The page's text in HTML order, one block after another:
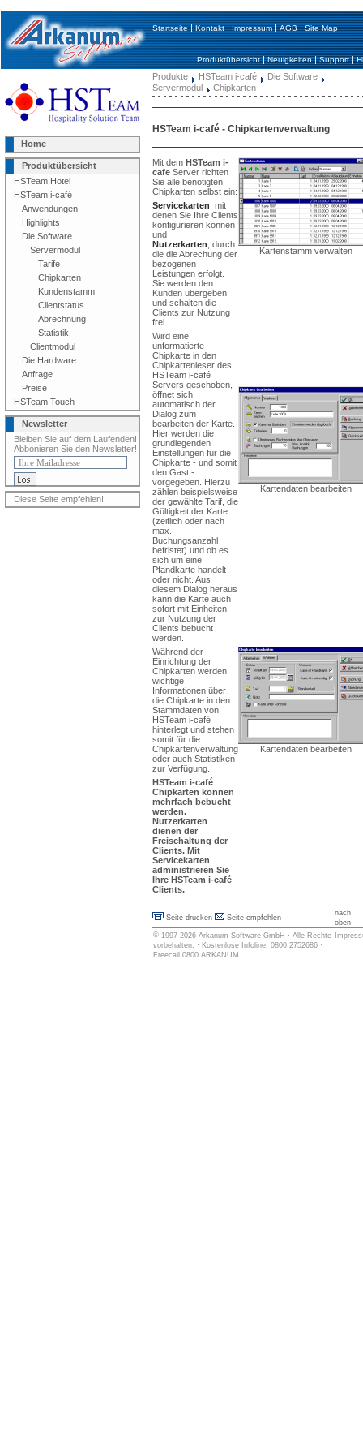
Startseite|Kontakt|Impressum|AGB|Site Map
Produktübersicht|Neuigkeiten|Support|
Home
Produktübersicht
HSTeam Hotel
HSTeam i-café
Anwendungen
Highlights
Die Software
Servermodul
Tarife
Chipkarten
Kundenstamm
Clientstatus
Abrechnung
Statistik
Clientmodul
Die Hardware
Anfrage
Preise
HSTeam Touch
Newsletter
Bleiben Sie auf dem Laufenden!
Abbonieren Sie den Newsletter!
Diese Seite empfehlen!
Produkte HSTeam i-café
Die Software
Servermodul
Chipkarten
HSTeam i-café - Chipkartenverwaltung
Mit dem HSTeam i-
cafe Server richten
Sie alle benötigten
Chipkarten selbst ein:
Servicekarten , mit
denen Sie Ihre Clients
konfigurieren können
und
Nutzerkarten , durch
die die Abrechung der
bezogenen
Leistungen erfolgt.
Sie werden den
Kunden übergeben
und schalten die
Clients zur Nutzung
frei.
Wird eine
unformatierte
Chipkarte in den
Chipkartenleser des
HSTeam i-café
Servers geschoben,
öffnet sich
automatisch der
Dialog zum
bearbeiten der Karte.
Hier werden die
grundlegenden
Einstellungen für die
Chipkarte - und somit
den Gast -
vorgegeben. Hierzu
zählen beispielsweise
der gewählte Tarif, die
Gültigkeit der Karte
(zeitlich oder nach
max.
Buchungsanzahl
befristet) und ob es
sich um eine
Pfandkarte handelt
oder nicht. Aus
diesem Dialog heraus
kann die Karte auch
sofort mit Einheiten
zur Nutzung der
Clients bebucht
werden.
Während der
Einrichtung der
Chipkarten werden
wichtige
Informationen über
die Chipkarte in den
Stammdaten von
HSTeam i-café
hinterlegt und stehen
somit für die
Chipkartenverwaltung
oder auch Statistiken
zur Verfügung.
HSTeam i-café
Chipkarten können
mehrfach bebucht
werden.
Nutzerkarten
dienen der
Freischaltung der
Clients. Mit
Servicekarten
administrieren Sie
Ihre HSTeam i-café
Clients.
Kartenstamm verwalten
Kartendaten bearbeiten
Kartendaten bearbeiten
Seite drucken Seite empfehlen
nach
oben
© 1997-2026 Arkanum Software GmbH · Alle Rechte
vorbehalten. · Kostenlose Infoline: 0800.2752686 ·
Freecall 0800.ARKANUM